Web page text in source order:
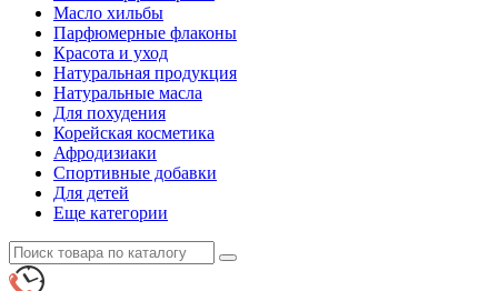
Масло хильбы
Парфюмерные флаконы
Красота и уход
Натуральная продукция
Натуральные масла
Для похудения
Корейская косметика
Афродизиаки
Спортивные добавки
Для детей
Еще категории